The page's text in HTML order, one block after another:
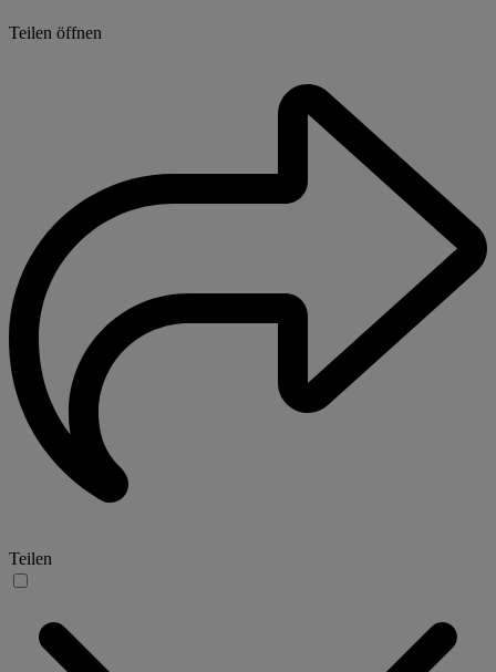
Teilen öffnen
Teilen